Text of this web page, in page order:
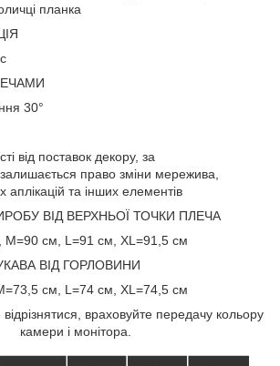
планка
30°
від поставок декору, за
право зміни мережива,
аплікацій та інших елементів
ВІД ВЕРХНЬОЇ ТОЧКИ ПЛЕЧА
M=90 см, L=91 см, XL=91,5 см
ВІД ГОРЛОВИНИ
см, L=74 см, XL=74,5 см
враховуйте передачу кольору
камери і монітора.